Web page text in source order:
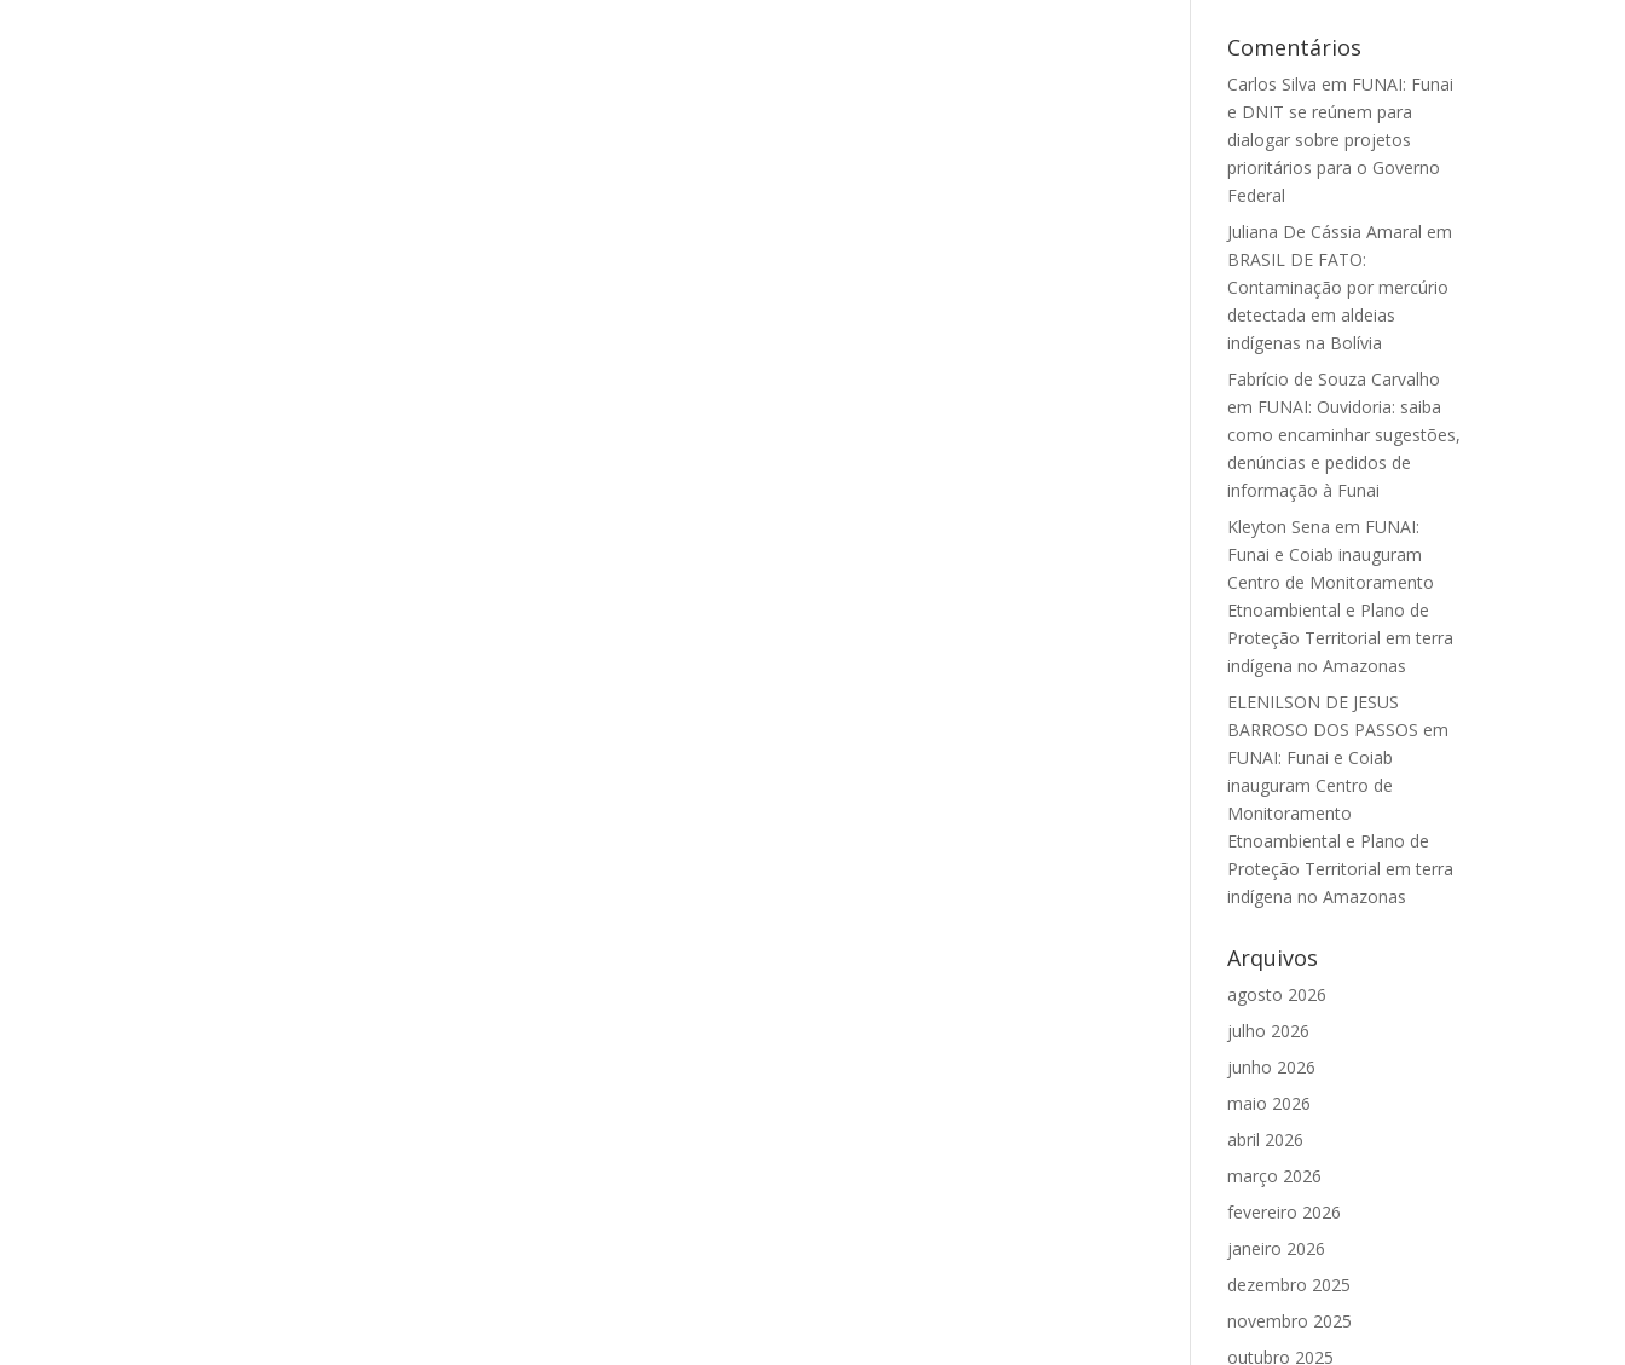
Comentários
Carlos Silva em FUNAI: Funai
e DNIT se reúnem para
dialogar sobre projetos
prioritários para o Governo
Federal
Juliana De Cássia Amaral em
BRASIL DE FATO:
Contaminação por mercúrio
detectada em aldeias
indígenas na Bolívia
Fabrício de Souza Carvalho
em FUNAI: Ouvidoria: saiba
como encaminhar sugestões,
denúncias e pedidos de
informação à Funai
Kleyton Sena em FUNAI:
Funai e Coiab inauguram
Centro de Monitoramento
Etnoambiental e Plano de
Proteção Territorial em terra
indígena no Amazonas
ELENILSON DE JESUS
BARROSO DOS PASSOS em
FUNAI: Funai e Coiab
inauguram Centro de
Monitoramento
Etnoambiental e Plano de
Proteção Territorial em terra
indígena no Amazonas
Arquivos
agosto 2026
julho 2026
junho 2026
maio 2026
abril 2026
março 2026
fevereiro 2026
janeiro 2026
dezembro 2025
novembro 2025
outubro 2025